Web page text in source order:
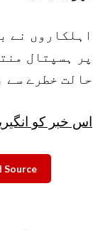
اہلکاروں نے
پر ہسپتال
حالت خطرے سے
اس خبر کو
Source